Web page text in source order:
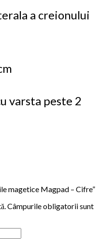
a creionului
varsta peste 2
magetice Magpad – Cifre”
Câmpurile obligatorii sunt